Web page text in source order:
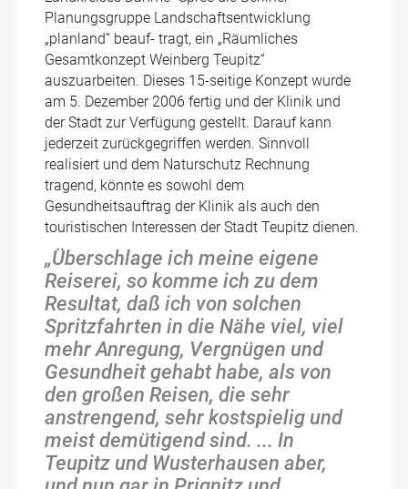
Planungsgruppe Landschaftsentwicklung
„planland“ beauf- tragt, ein „Räumliches
Gesamtkonzept Weinberg Teupitz“
auszuarbeiten. Dieses 15-seitige Konzept wurde
am 5. Dezember 2006 fertig und der Klinik und
der Stadt zur Verfügung gestellt. Darauf kann
jederzeit zurückgegriffen werden. Sinnvoll
realisiert und dem Naturschutz Rechnung
tragend, könnte es sowohl dem
Gesundheitsauftrag der Klinik als auch den
touristischen Interessen der Stadt Teupitz dienen.
„Überschlage ich meine eigene
Reiserei, so komme ich zu dem
Resultat, daß ich von solchen
Spritzfahrten in die Nähe viel, viel
mehr Anregung, Vergnügen und
Gesundheit gehabt habe, als von
den großen Reisen, die sehr
anstrengend, sehr kostspielig und
meist demütigend sind. ... In
Teupitz und Wusterhausen aber,